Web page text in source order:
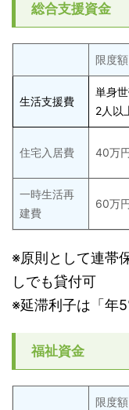
総合支援資金
限度額
生活支援費
単身
2人以
住宅入居費 40万
一時生活再
建費
60万
※原則として連帯
しでも貸付可
※延滞利子は「年
福祉資金
限度額